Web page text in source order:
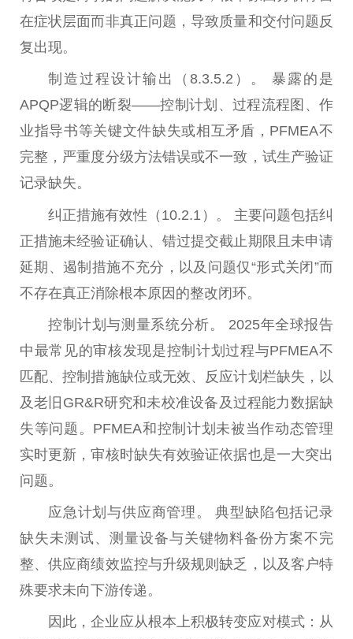
在症状层面而非真正问题，导致质量和交付问题反
复出现。
制造过程设计输出（8.3.5.2）。 暴露的是
APQP逻辑的断裂——控制计划、过程流程图、作
业指导书等关键文件缺失或相互矛盾，PFMEA不
完整，严重度分级方法错误或不一致，试生产验证
记录缺失。
纠正措施有效性 （10.2.1）。 主要问题包括纠
正措施未经验证确认、错过提交截止期限且未申请
延期、遏制措施不充分，以及问题仅“形式关闭”而
不存在真正消除根本原因的整改闭环。
控制计划与测量系统分析。 2025年全球报告
中最常见的审核发现是控制计划过程与PFMEA不
匹配、控制措施缺位或无效、反应计划栏缺失，以
及老旧GR&R研究和未校准设备及过程能力数据缺
失等问题。PFMEA和控制计划未被当作动态管理
实时更新，审核时缺失有效验证依据也是一大突出
问题。
应急计划与供应商管理。 典型缺陷包括记录
缺失未测试、测量设备与关键物料备份方案不完
整、供应商绩效监控与升级规则缺乏，以及客户特
殊要求未向下游传递。
因此，企业应从根本上积极转变应对模式：从